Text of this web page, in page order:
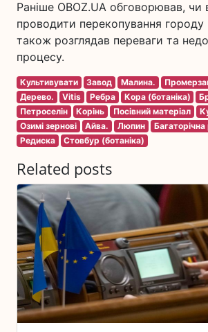
Раніше OBOZ.UA обговорював, чи
проводити перекопування городу
також розглядав переваги та
процесу.
Культивувати Завод Малина.
Дерево.
Vitis Ребра Кора (ботаніка)
Петроселін
Корінь Посівний матеріал
Озимі зернові
Айва. Люпин
Редиска
Стовбур (ботаніка)
Related posts